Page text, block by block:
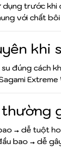
dụng trước khi
với chất
khi
đúng cách
thường
→ dễ tuột
bao → dễ